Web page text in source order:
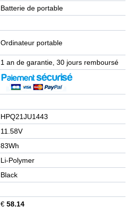
Batterie de portable
Ordinateur portable
1 an de garantie, 30 jours remboursé
HPQ21JU1443
11.58V
83Wh
Li-Polymer
Black
€ 58.14